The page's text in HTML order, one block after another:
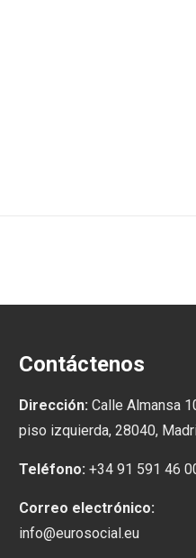
Contáctenos
Dirección: Calle Almansa
piso izquierda, 28040,
Teléfono: +34 91 591 46
Correo electrónico:
info@eurosocial.eu